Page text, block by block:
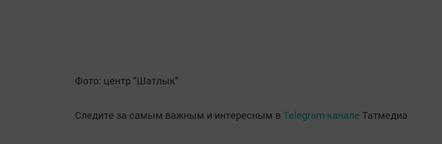
Фото: центр "Шатлык"
Следите за самым важным и интересным в Telegram-канале Татмедиа